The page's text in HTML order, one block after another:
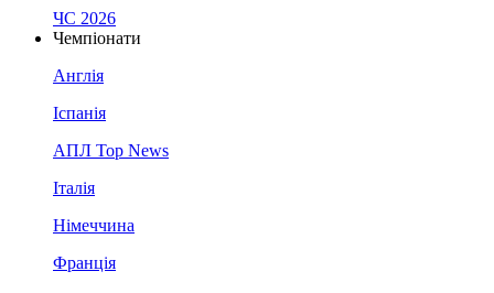
ЧС 2026
Чемпіонати
Англія
Іспанія
АПЛ Top News
Італія
Німеччина
Франція